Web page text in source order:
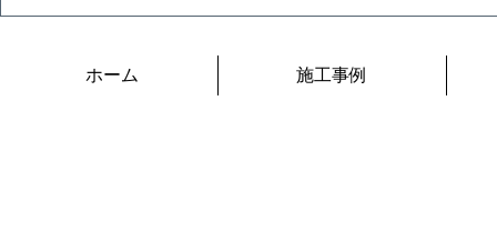
ホーム 施工事例